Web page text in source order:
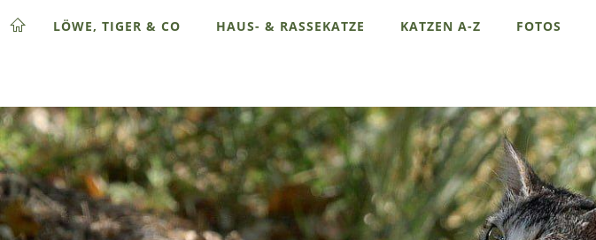
LÖWE, TIGER & CO HAUS- & RASSEKATZE KATZEN A-Z FOTOS